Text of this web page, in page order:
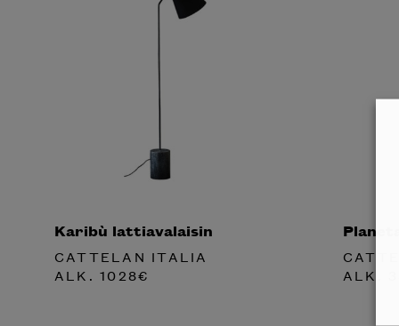
Karibù lattiavalaisin
CATTELAN ITALIA
ALK.1028€
ALK.